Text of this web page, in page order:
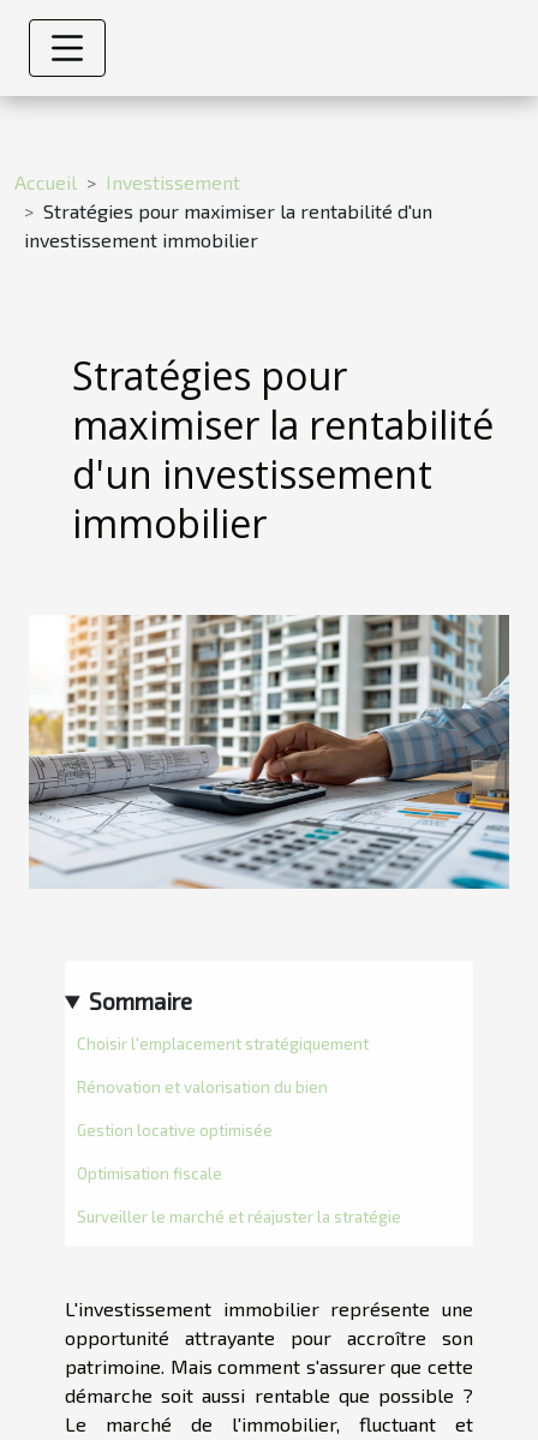
Accueil
Investissement
Stratégies pour maximiser la rentabilité d'un
investissement immobilier
Stratégies pour
maximiser la rentabilité
d'un investissement
immobilier
Sommaire
Choisir l'emplacement stratégiquement
Rénovation et valorisation du bien
Gestion locative optimisée
Optimisation fiscale
Surveiller le marché et réajuster la stratégie
L'investissement immobilier représente une
opportunité attrayante pour accroître son
patrimoine. Mais comment s'assurer que cette
démarche soit aussi rentable que possible ?
Le marché de l'immobilier, fluctuant et